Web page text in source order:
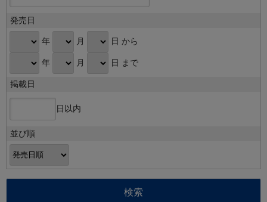
発売日
年 月 日 から
年 月 日 まで
掲載日
日以内
並び順